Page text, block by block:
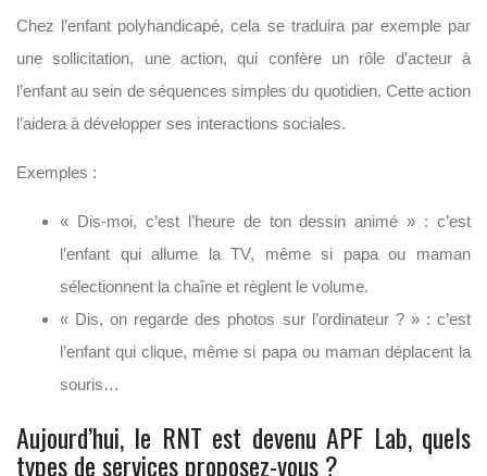
Chez l’enfant polyhandicapé, cela se traduira par exemple par
une sollicitation, une action, qui confère un rôle d’acteur à
l’enfant au sein de séquences simples du quotidien. Cette action
l’aidera à développer ses interactions sociales.
Exemples :
« Dis-moi, c’est l’heure de ton dessin animé » : c’est
l’enfant qui allume la TV, même si papa ou maman
sélectionnent la chaîne et règlent le volume.
« Dis, on regarde des photos sur l’ordinateur ? » : c’est
l’enfant qui clique, même si papa ou maman déplacent la
souris…
Aujourd’hui, le RNT est devenu APF Lab, quels
types de services proposez-vous ?